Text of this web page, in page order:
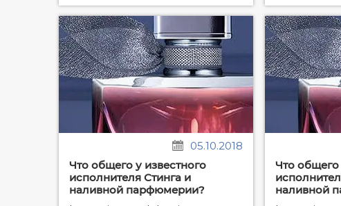
05.10.2018
Что общего у известного
исполнителя Стинга и
наливной парфюмерии?
Что общего
наливной